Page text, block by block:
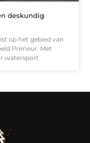
deskundig
op het gebied van
Primeur. Met
watersport